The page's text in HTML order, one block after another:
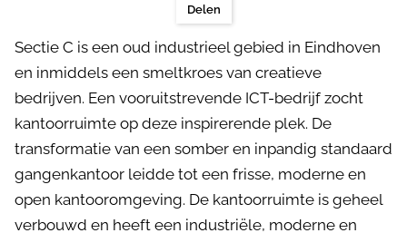
Delen
Sectie C is een oud industrieel gebied in Eindhoven
en inmiddels een smeltkroes van creatieve
bedrijven. Een vooruitstrevende ICT-bedrijf zocht
kantoorruimte op deze inspirerende plek. De
transformatie van een somber en inpandig standaard
gangenkantoor leidde tot een frisse, moderne en
open kantooromgeving. De kantoorruimte is geheel
verbouwd en heeft een industriële, moderne en